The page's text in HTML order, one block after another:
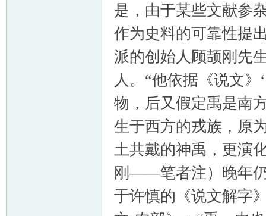
是，由于某些文献参
作为史料的可靠性提
派的创始人顾颉刚先
人。“他依据《说文
物，后又假定禹是南
生于西方的戎族，原
土共戴的神禹，更演
刚——笔者注）晚年
于许慎的《说文解字